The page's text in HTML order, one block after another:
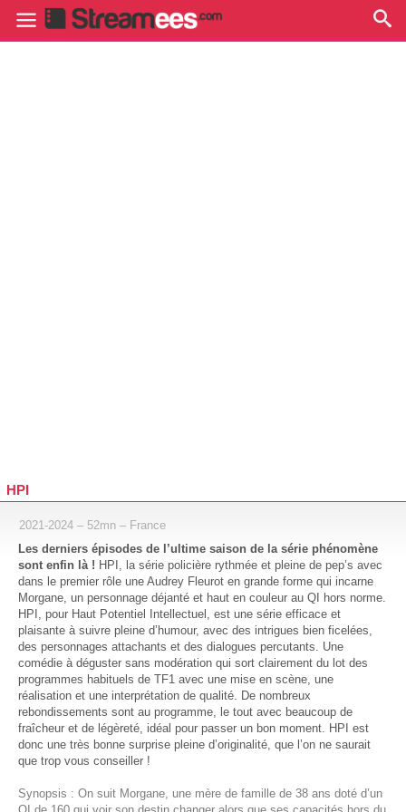
HPI
2021-2024 – 52mn – France
Les derniers épisodes de l’ultime saison de la série phénomène
sont enfin là ! HPI, la série policière rythmée et pleine de pep’s avec
dans le premier rôle une Audrey Fleurot en grande forme qui incarne
Morgane, un personnage déjanté et haut en couleur au QI hors norme.
HPI, pour Haut Potentiel Intellectuel, est une série efficace et
plaisante à suivre pleine d’humour, avec des intrigues bien ficelées,
des personnages attachants et des dialogues percutants. Une
comédie à déguster sans modération qui sort clairement du lot des
programmes habituels de TF1 avec une mise en scène, une
réalisation et une interprétation de qualité. De nombreux
rebondissements sont au programme, le tout avec beaucoup de
fraîcheur et de légèreté, idéal pour passer un bon moment. HPI est
donc une très bonne surprise pleine d’originalité, que l’on ne saurait
que trop vous conseiller !
Synopsis : On suit Morgane, une mère de famille de 38 ans doté d’un